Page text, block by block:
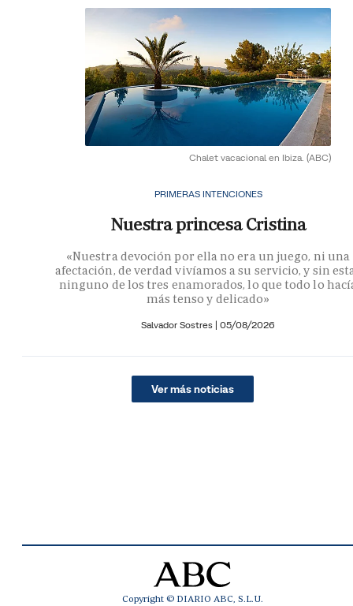
Chalet vacacional en Ibiza. (ABC)
PRIMERAS INTENCIONES
Nuestra princesa Cristina
«Nuestra devoción por ella no era un juego, ni una
afectación, de verdad vivíamos a su servicio, y sin
ninguno de los tres enamorados, lo que todo lo
más tenso y delicado»
Salvador Sostres | 05/08/2026
Ver más noticias
Copyright © DIARIO ABC, S.L.U.